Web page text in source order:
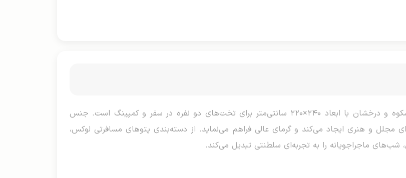
پتو مسافرتی لیزری طرح پر طاووس دو نفره، محصولی باشکوه و درخشان با ابعاد ۲۴۰×۲۲۰ سانتی‌متر برای تخت‌های دو نفره در سفر و کمپینگ است. جنس
مجلل و هنری ایجاد می‌کند و گرمای عالی فراهم می‌نماید. از دسته‌بندی پتوهای مسافرتی لوکس،
ماجراجویانه را به تجربه‌ای سلطنتی تبدیل می‌کند.